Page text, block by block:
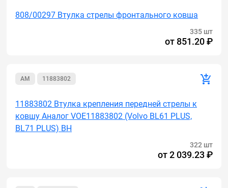
808/00297 Втулка стрелы фронтального ковша
335 шт
от 851.20 ₽
AM 11883802
11883802 Втулка крепления передней стрелы к
ковшу Аналог VOE11883802 (Volvo BL61 PLUS,
BL71 PLUS) BH
322 шт
от2 039.23 ₽